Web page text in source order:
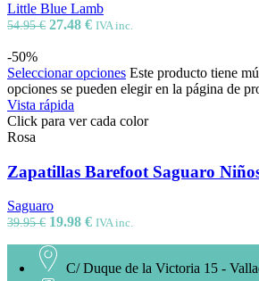
Little Blue Lamb
54.95€ 27.48 € IVA inc.
-50%
Seleccionar opciones Este producto tiene
opciones se pueden elegir en la página de
Vista rápida
Rosa
Zapatillas Barefoot Saguaro
Saguaro
39.95€ 19.98 € IVA inc.
C/ Duque de la Victoria 15 -